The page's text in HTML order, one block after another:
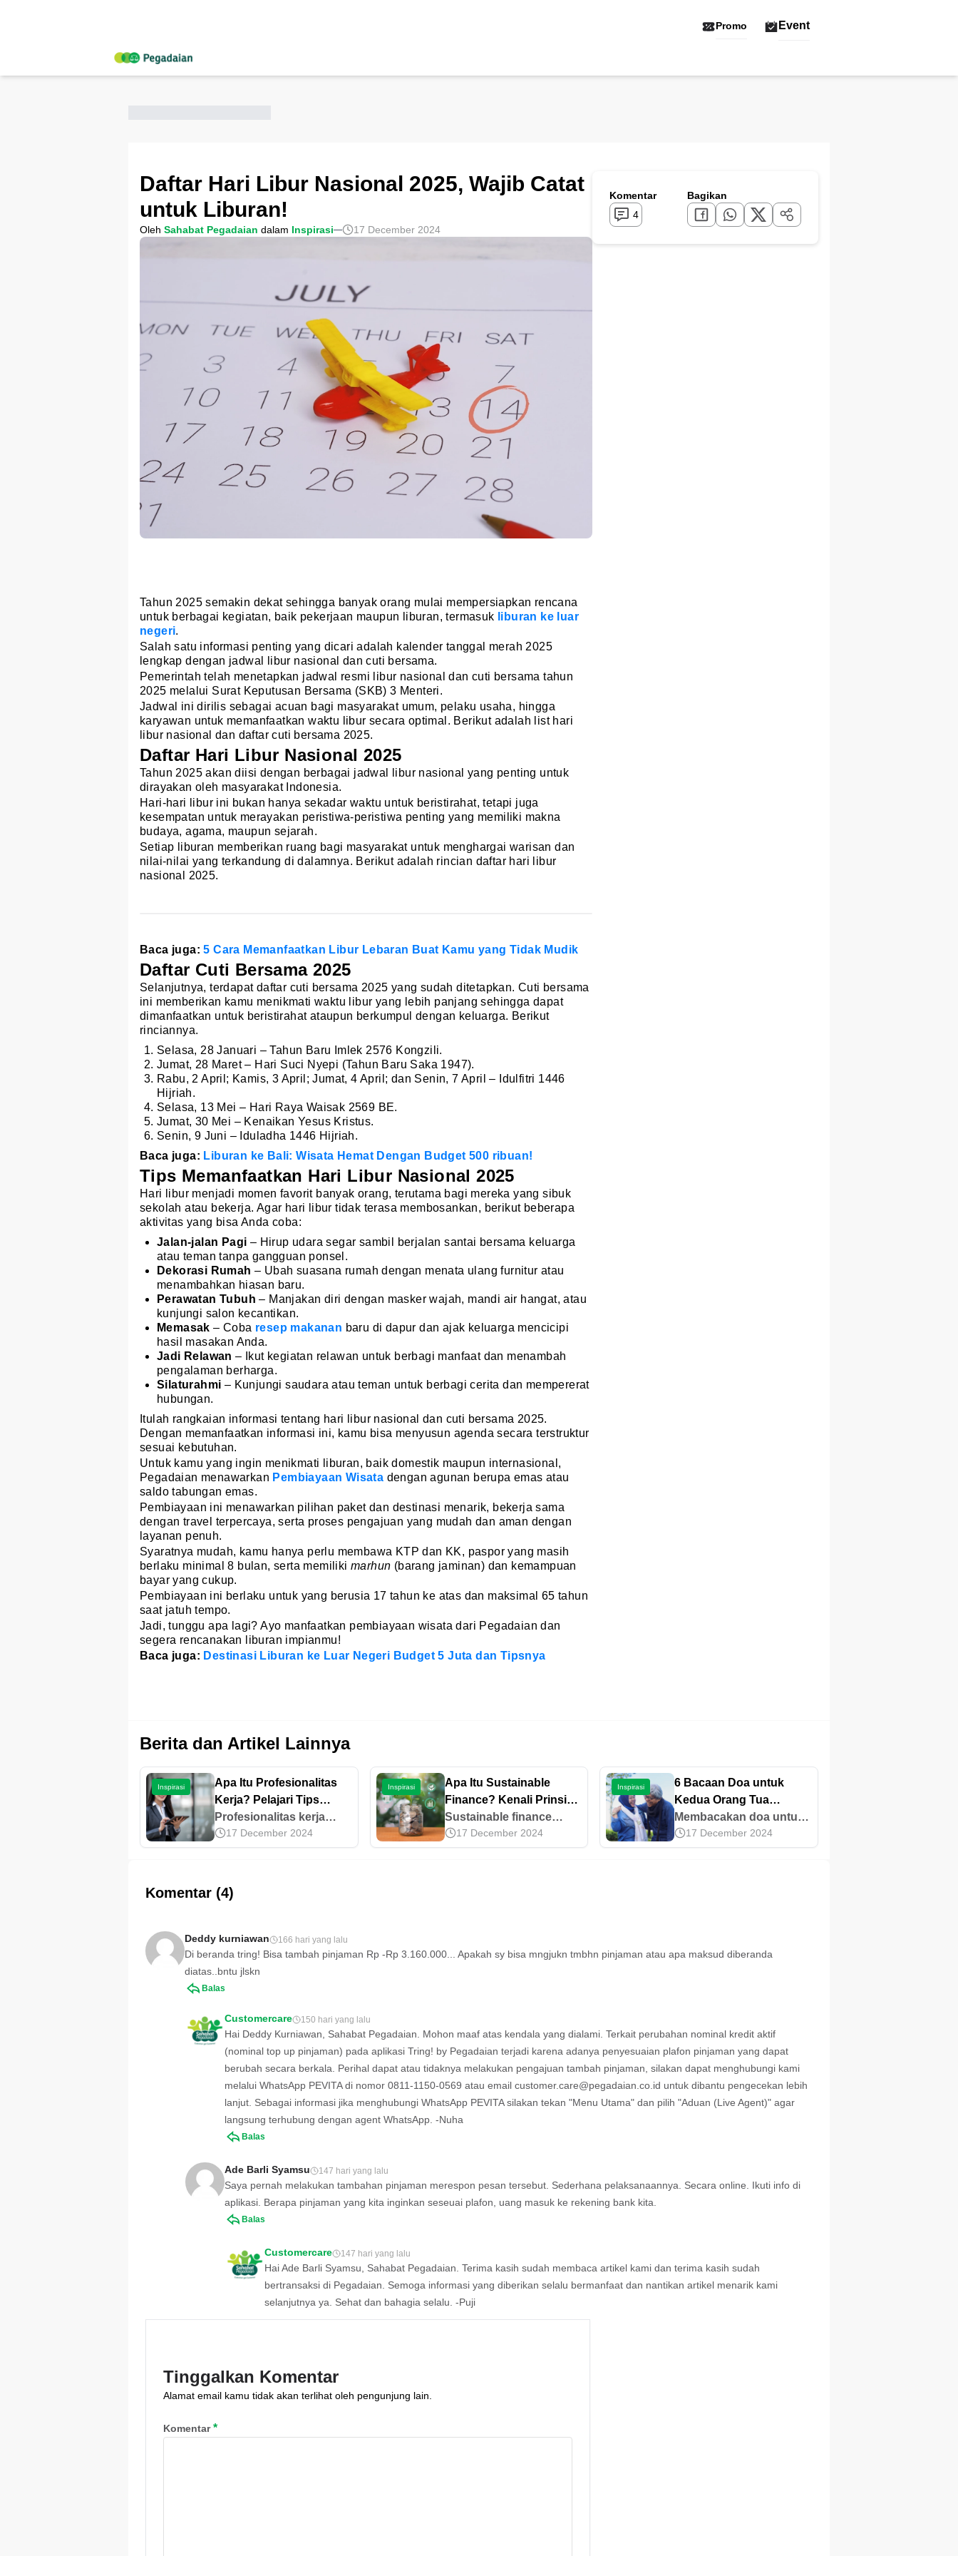
Promo Event
Daftar Hari Libur Nasional 2025, Wajib Catat
untuk Liburan!
Oleh Sahabat Pegadaian dalam Inspirasi 17 December 2024
Tahun 2025 semakin dekat sehingga banyak orang mulai mempersiapkan rencana
untuk berbagai kegiatan, baik pekerjaan maupun liburan, termasuk liburan ke luar
negeri.
Salah satu informasi penting yang dicari adalah kalender tanggal merah 2025
lengkap dengan jadwal libur nasional dan cuti bersama.
Pemerintah telah menetapkan jadwal resmi libur nasional dan cuti bersama tahun
2025 melalui Surat Keputusan Bersama (SKB) 3 Menteri.
Jadwal ini dirilis sebagai acuan bagi masyarakat umum, pelaku usaha, hingga
karyawan untuk memanfaatkan waktu libur secara optimal. Berikut adalah list hari
libur nasional dan daftar cuti bersama 2025.
Daftar Hari Libur Nasional 2025
Tahun 2025 akan diisi dengan berbagai jadwal libur nasional yang penting untuk
dirayakan oleh masyarakat Indonesia.
Hari-hari libur ini bukan hanya sekadar waktu untuk beristirahat, tetapi juga
kesempatan untuk merayakan peristiwa-peristiwa penting yang memiliki makna
budaya, agama, maupun sejarah.
Setiap liburan memberikan ruang bagi masyarakat untuk menghargai warisan dan
nilai-nilai yang terkandung di dalamnya. Berikut adalah rincian daftar hari libur
nasional 2025.
Baca juga:5 Cara Memanfaatkan Libur Lebaran Buat Kamu yang Tidak Mudik
Daftar Cuti Bersama 2025
Selanjutnya, terdapat daftar cuti bersama 2025 yang sudah ditetapkan. Cuti bersama
ini memberikan kamu menikmati waktu libur yang lebih panjang sehingga dapat
dimanfaatkan untuk beristirahat ataupun berkumpul dengan keluarga. Berikut
rinciannya.
Selasa, 28 Januari – Tahun Baru Imlek 2576 Kongzili.
Jumat, 28 Maret – Hari Suci Nyepi (Tahun Baru Saka 1947).
Rabu, 2 April; Kamis, 3 April; Jumat, 4 April; dan Senin, 7 April – Idulfitri 1446
Hijriah.
Selasa, 13 Mei – Hari Raya Waisak 2569 BE.
Jumat, 30 Mei – Kenaikan Yesus Kristus.
Senin, 9 Juni – Iduladha 1446 Hijriah.
Baca juga: Liburan ke Bali: Wisata Hemat Dengan Budget 500 ribuan!
Tips Memanfaatkan Hari Libur Nasional 2025
Hari libur menjadi momen favorit banyak orang, terutama bagi mereka yang sibuk
sekolah atau bekerja. Agar hari libur tidak terasa membosankan, berikut beberapa
aktivitas yang bisa Anda coba:
Jalan-jalan Pagi – Hirup udara segar sambil berjalan santai bersama keluarga
atau teman tanpa gangguan ponsel.
Dekorasi Rumah – Ubah suasana rumah dengan menata ulang furnitur atau
menambahkan hiasan baru.
Perawatan Tubuh – Manjakan diri dengan masker wajah, mandi air hangat, atau
kunjungi salon kecantikan.
Memasak – Coba resep makanan baru di dapur dan ajak keluarga mencicipi
hasil masakan Anda.
Jadi Relawan – Ikut kegiatan relawan untuk berbagi manfaat dan menambah
pengalaman berharga.
Silaturahmi – Kunjungi saudara atau teman untuk berbagi cerita dan mempererat
hubungan.
Itulah rangkaian informasi tentang hari libur nasional dan cuti bersama 2025.
Dengan memanfaatkan informasi ini, kamu bisa menyusun agenda secara terstruktur
sesuai kebutuhan.
Untuk kamu yang ingin menikmati liburan, baik domestik maupun internasional,
Pegadaian menawarkan Pembiayaan Wisata dengan agunan berupa emas atau
saldo tabungan emas.
Pembiayaan ini menawarkan pilihan paket dan destinasi menarik, bekerja sama
dengan travel terpercaya, serta proses pengajuan yang mudah dan aman dengan
layanan penuh.
Syaratnya mudah, kamu hanya perlu membawa KTP dan KK, paspor yang masih
berlaku minimal 8 bulan, serta memiliki marhun (barang jaminan) dan kemampuan
bayar yang cukup.
Pembiayaan ini berlaku untuk yang berusia 17 tahun ke atas dan maksimal 65 tahun
saat jatuh tempo.
Jadi, tunggu apa lagi? Ayo manfaatkan pembiayaan wisata dari Pegadaian dan
segera rencanakan liburan impianmu!
Baca juga: Destinasi Liburan ke Luar Negeri Budget 5 Juta dan Tipsnya
Komentar
4
Bagikan
Berita dan Artikel Lainnya
Inspirasi
Apa Itu Profesionalitas
Kerja? Pelajari Tips
Meningkatkannya
Profesionalitas kerja
adalah kemampuan
menjalankan tugas
dan tanggung jawab.
Pelajari ciri dan tips
artikel ini.
17 December 2024
Inspirasi
Apa Itu Sustainable
Finance? Kenali Prinsip
dan Penerapannya
Sustainable finance
adalah sistem keuangan
yang mendukung
17 December 2024
Inspirasi
6 Bacaan Doa untuk
Kedua Orang Tua
Beserta Keutamaannya
Membacakan doa untuk
kedua orang tua adalah
salah satu kiat berbakti
17 December 2024
Komentar (4)
Deddy kurniawan 166 hari yang lalu
Di beranda tring! Bisa tambah pinjaman Rp -Rp 3.160.000... Apakah sy bisa mngjukn tmbhn pinjaman atau apa maksud diberanda
diatas..bntu jlskn
Balas
Customercare 150 hari yang lalu
Hai Deddy Kurniawan, Sahabat Pegadaian. Mohon maaf atas kendala yang dialami. Terkait perubahan nominal kredit aktif
(nominal top up pinjaman) pada aplikasi Tring! by Pegadaian terjadi karena adanya penyesuaian plafon pinjaman yang dapat
berubah secara berkala. Perihal dapat atau tidaknya melakukan pengajuan tambah pinjaman, silakan dapat menghubungi kami
melalui WhatsApp PEVITA di nomor 0811-1150-0569 atau email customer.care@pegadaian.co.id untuk dibantu pengecekan lebih
lanjut. Sebagai informasi jika menghubungi WhatsApp PEVITA silakan tekan "Menu Utama" dan pilih "Aduan (Live Agent)" agar
langsung terhubung dengan agent WhatsApp. -Nuha
Balas
Ade Barli Syamsu 147 hari yang lalu
Saya pernah melakukan tambahan pinjaman merespon pesan tersebut. Sederhana pelaksanaannya. Secara online. Ikuti info di
aplikasi. Berapa pinjaman yang kita inginkan seseuai plafon, uang masuk ke rekening bank kita.
Balas
Customercare 147 hari yang lalu
Hai Ade Barli Syamsu, Sahabat Pegadaian. Terima kasih sudah membaca artikel kami dan terima kasih sudah
bertransaksi di Pegadaian. Semoga informasi yang diberikan selalu bermanfaat dan nantikan artikel menarik kami
selanjutnya ya. Sehat dan bahagia selalu. -Puji
Tinggalkan Komentar
Alamat email kamu tidak akan terlihat oleh pengunjung lain.
Komentar*